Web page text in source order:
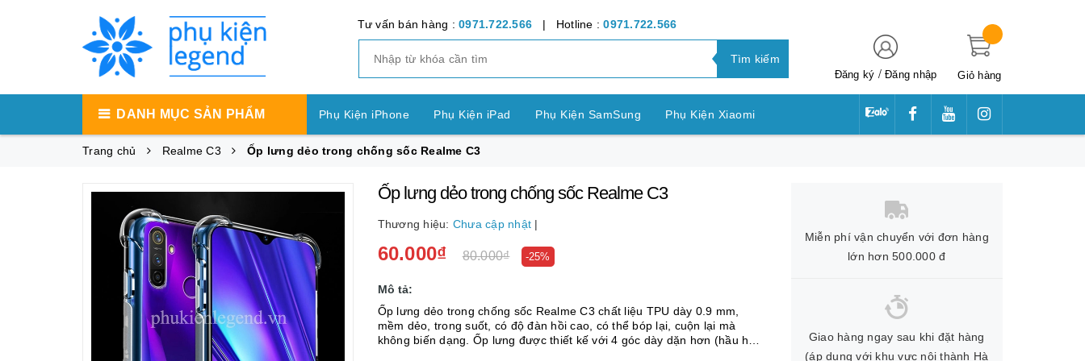
Tư vấn bán hàng : 0971.722.566 | Hotline :0971.722.566
Tìm kiếm
Đăng ký /Đăng nhập Giỏ hàng
DANH MỤC SẢN PHẨM Phụ Kiện iPhone Phụ Kiện iPad Phụ Kiện SamSung Phụ Kiện Xiaomi
Phụ Kiện OPPO Phụ Kiện Vivo
Phụ Kiện LG Phụ Kiện Nokia Phụ Kiện Sony
Trang chủ Realme C3 Ốp lưng dẻo trong chống sốc Realme C3
Ốp lưng dẻo trong chống sốc Realme C3
Thương hiệu: Chưa cập nhật |
60.000₫ 80.000₫ -25%
Mô tả:
Ốp lưng dẻo trong chống sốc Realme C3 chất liệu TPU dày 0.9 mm,
mềm dẻo, trong suốt, có độ đàn hồi cao, có thể bóp lại, cuộn lại mà
không biến dạng. Ốp lưng được thiết kế với 4 góc dày dặn hơn (hầu hết
Miễn phí vận chuyển với đơn hàng
lớn hơn 500.000 đ
Giao hàng ngay sau khi đặt hàng
(áp dụng với khu vực nội thành Hà